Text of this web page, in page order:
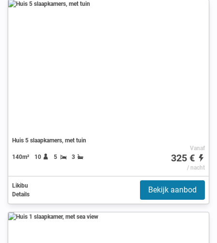
Huis 5 slaapkamers, met tuin
140m² 10 5 3
Vanaf
325 €
/ nacht
Likibu
Details
Bekijk aanbod